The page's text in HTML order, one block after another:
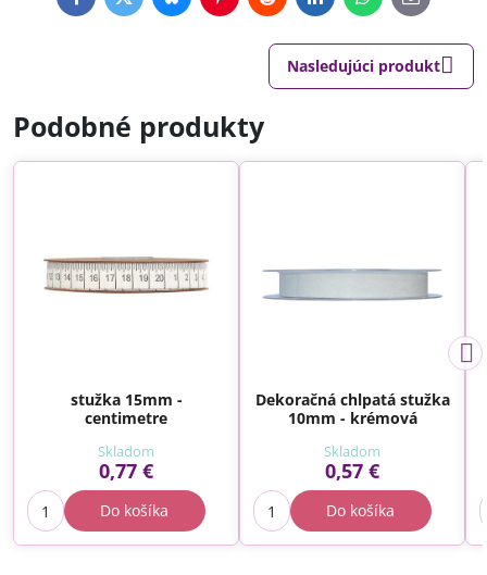
mail
Nasledujúci produkt
Podobné produkty
stužka 15mm -
centimetre
Skladom
0,77 €
Do košíka
Dekoračná chlpatá stužka
10mm - krémová
Skladom
0,57 €
Do košíka